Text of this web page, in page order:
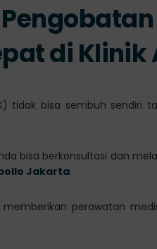
di
tidak bisa sembuh sendiri
bisa berkonsultasi dan
Jakarta.
memberikan perawatan